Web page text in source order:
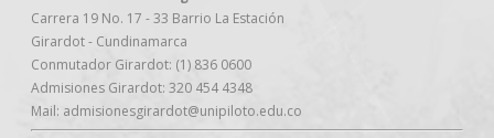
Carrera 19 No. 17 - 33 Barrio La Estación
Girardot - Cundinamarca
Conmutador Girardot: (1) 836 0600
Admisiones Girardot: 320 454 4348
Mail: admisionesgirardot@unipiloto.edu.co